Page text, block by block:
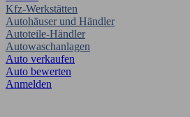
Kfz-Werkstätten
Autohäuser und Händler
Autoteile-Händler
Autowaschanlagen
Auto verkaufen
Auto bewerten
Anmelden